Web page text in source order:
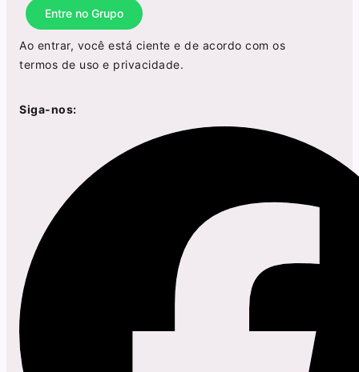
Entre no Grupo
Ao entrar, você está ciente e de acordo com os
termos de uso e privacidade.
Siga-nos: